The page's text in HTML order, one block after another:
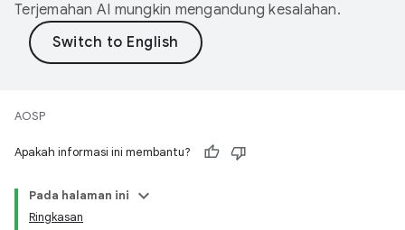
Terjemahan AI mungkin mengandung kesalahan.
AOSP
Apakah informasi ini membantu?
Pada halaman ini
Ringkasan